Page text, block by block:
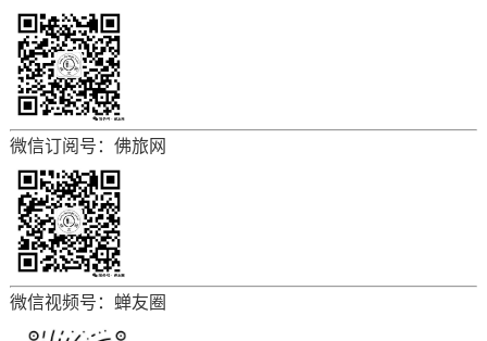
微信订阅号：佛旅网
微信视频号：蝉友圈